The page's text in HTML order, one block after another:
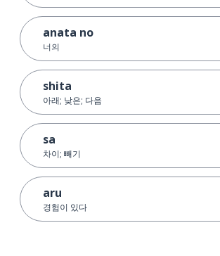
anata no
너의
shita
아래; 낮은; 다음
sa
차이; 빼기
aru
경험이 있다